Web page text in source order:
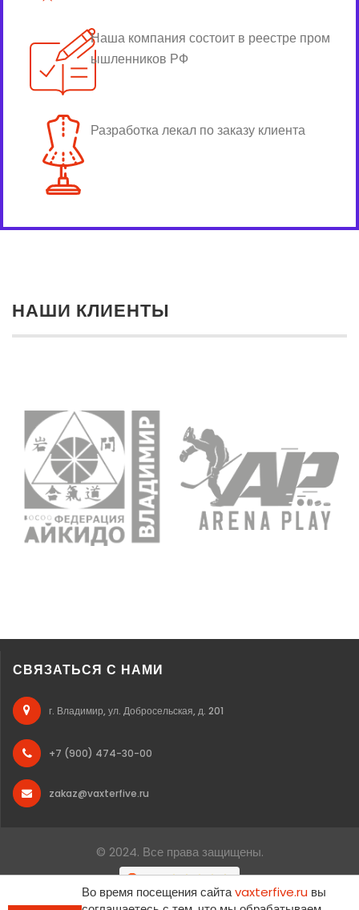
Наша компания состоит в реестре пром
ышленников РФ
Разработка лекал по заказу клиента
НАШИ КЛИЕНТЫ
СВЯЗАТЬСЯ С НАМИ
г. Владимир, ул. Добросельская, д. 201
+7 (900) 474-30-00
zakaz@vaxterfive.ru
© 2024. Все права защищены.
Во время посещения сайтаvaxterfive.ru вы